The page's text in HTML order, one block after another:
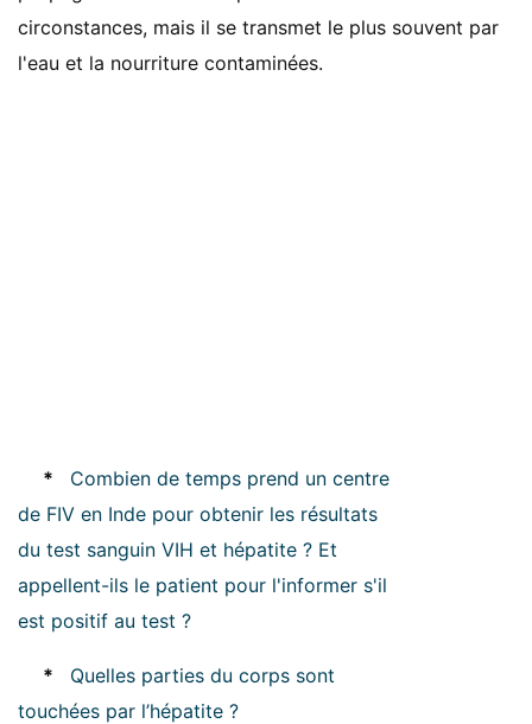
circonstances, mais il se transmet le plus souvent par
l'eau et la nourriture contaminées.
*
Combien de temps prend un centre
de FIV en Inde pour obtenir les résultats
du test sanguin VIH et hépatite ? Et
appellent-ils le patient pour l'informer s'il
est positif au test ?
*
Quelles parties du corps sont
touchées par l’hépatite ?